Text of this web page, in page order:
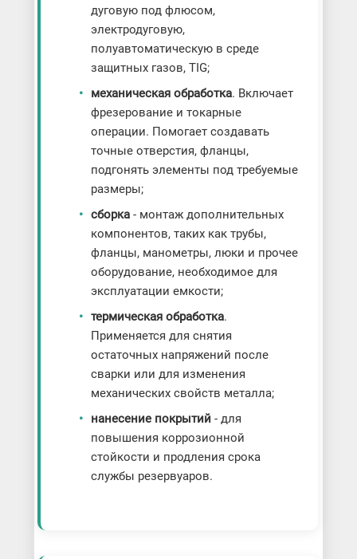
дуговую под флюсом,
электродуговую,
полуавтоматическую в среде
защитных газов, TIG;
механическая обработка. Включает
фрезерование и токарные
операции. Помогает создавать
точные отверстия, фланцы,
подгонять элементы под требуемые
размеры;
сборка - монтаж дополнительных
компонентов, таких как трубы,
фланцы, манометры, люки и прочее
оборудование, необходимое для
эксплуатации емкости;
термическая обработка.
Применяется для снятия
остаточных напряжений после
сварки или для изменения
механических свойств металла;
нанесение покрытий- для
повышения коррозионной
стойкости и продления срока
службы резервуаров.